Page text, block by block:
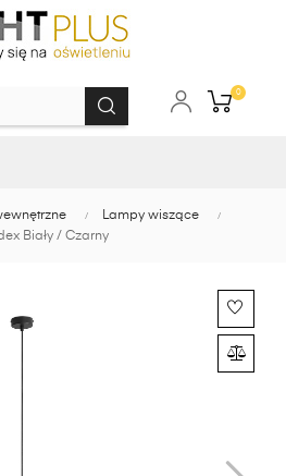
0
Lampy wiszące
Biały / Czarny